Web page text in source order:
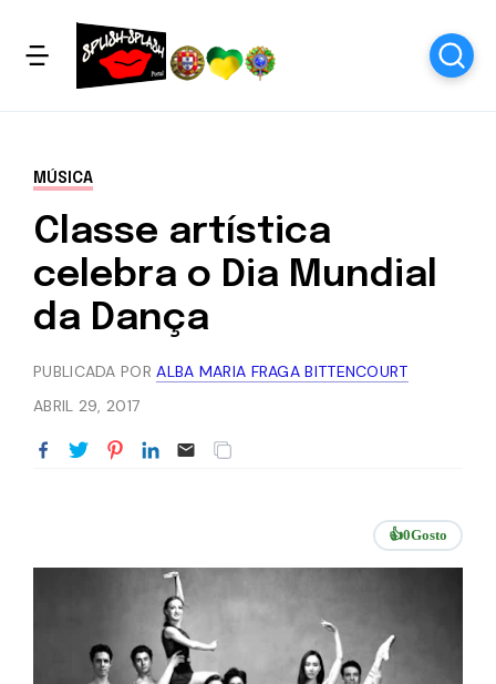
MÚSICA
Classe artística
celebra o Dia Mundial
da Dança
PUBLICADA PORALBA MARIA FRAGA BITTENCOURT
ABRIL 29, 2017
👍0Gosto